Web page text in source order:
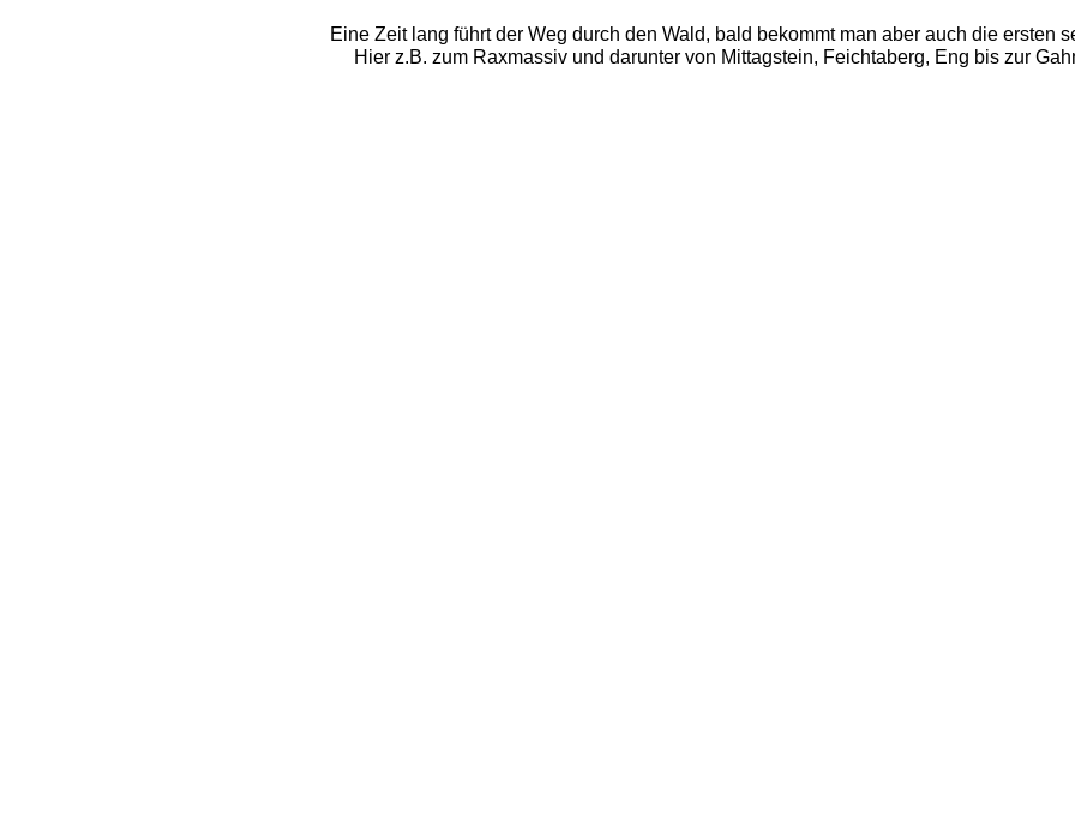
Eine Zeit lang führt der Weg durch den Wald, bald bekommt man aber auch die ersten
Hier z.B. zum Raxmassiv und darunter von Mittagstein, Feichtaberg, Eng bis zur